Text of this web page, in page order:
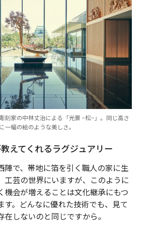
刻家の中林丈治による「光景 −松−」。同じ高さ
一幅の絵のような美しさ。
えてくれるラグジュアリー
陣で、帯地に箔を引く職人の家に生
工芸の世界にいますが、このように
機会が増えることは文化継承にもつ
す。どんなに優れた技術でも、見て
しないのと同じですから。